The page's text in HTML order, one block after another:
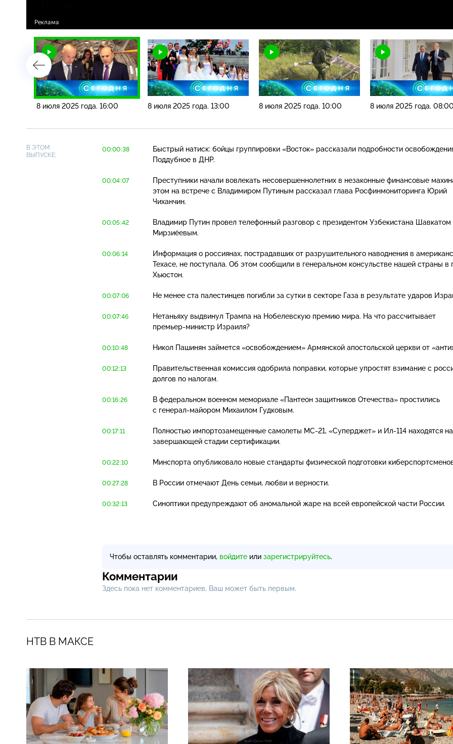
8 июля 2025 года. 16:00 8 июля 2025 года. 13:00 8 июля 2025 года. 10:00 8 июля 2025 года.
В ЭТОМ
ВЫПУСКЕ:
00:00:38
Быстрый натиск: бойцы группировки «Восток» рассказали подробности
Поддубное в ДНР.
00:04:07
Преступники начали вовлекать несовершеннолетних в незаконные финансовые
этом на встрече с Владимиром Путиным рассказал глава Росфинмониторинга Юрий
Чиханчин.
00:05:42
Владимир Путин провел телефонный разговор с президентом Узбекистана Шавкатом
Мирзиёевым.
00:06:14
Информация о россиянах, пострадавших от разрушительного наводнения в
Техасе, не поступала. Об этом сообщили в генеральном консульстве нашей страны в
Хьюстон.
00:07:06 Не менее ста палестинцев погибли за сутки в секторе Газа в результате ударов
00:07:46
Нетаньяху выдвинул Трампа на Нобелевскую премию мира. На что рассчитывает
премьер-министр Израиля?
00:10:48 Никол Пашинян займется «освобождением» Армянской апостольской церкви от
00:12:13
Правительственная комиссия одобрила поправки, которые упростят взимание с
долгов по налогам.
00:16:26
В федеральном военном мемориале «Пантеон защитников Отечества» простились
с генерал-майором Михаилом Гудковым.
00:17:11 Полностью импортозамещенные самолеты МС-21, «Суперджет» и Ил-114 находятся на
завершающей стадии сертификации.
00:22:10 Минспорта опубликовало новые стандарты физической подготовки
00:27:28 В России отмечают День семьи, любви и верности.
00:32:13 Синоптики предупреждают об аномальной жаре на всей европейской части России.
Чтобы оставлять комментарии, войдите или зарегистрируйтесь.
Комментарии
Здесь пока нет комментариев, Ваш может быть первым.
НТВ В МАКСЕ